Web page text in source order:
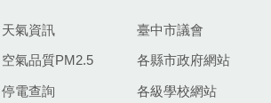
天氣資訊
空氣品質PM2.5
停電查詢
臺中市議會
各縣市政府網站
各級學校網站